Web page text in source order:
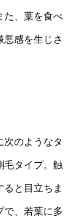
た、葉を食べ
悪感を生じさ
次のようなタ
毛タイプ。触
と目立ちま
で、若葉に多